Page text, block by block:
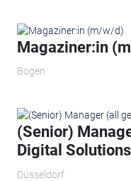
Magaziner:in
Bogen
(Senior)
Digital Solutions
Düsseldorf